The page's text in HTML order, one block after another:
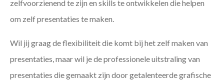
zelfvoorzienend te zijn en skills te ontwikkelen die helpen
om zelf presentaties te maken.
Wil jij graag de flexibiliteit die komt bij het zelf maken van
presentaties, maar wil je de professionele uitstraling van
presentaties die gemaakt zijn door getalenteerde grafische